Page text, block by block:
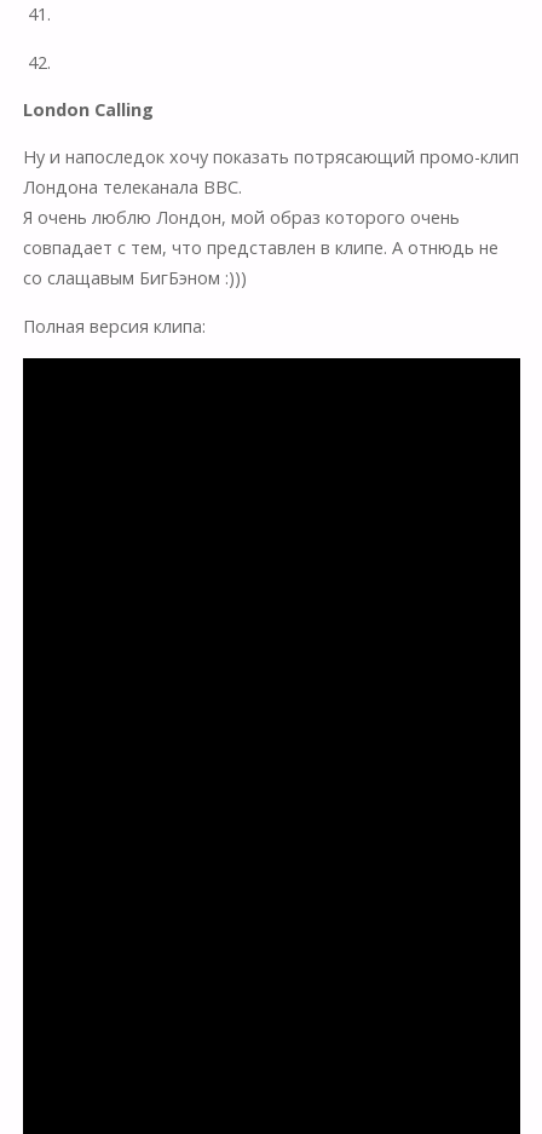
41.
42.
London Calling
Ну и напоследок хочу показать потрясающий промо-клип
Лондона телеканала BBC.
Я очень люблю Лондон, мой образ которого очень
совпадает с тем, что представлен в клипе. А отнюдь не
со слащавым БигБэном :)))
Полная версия клипа: